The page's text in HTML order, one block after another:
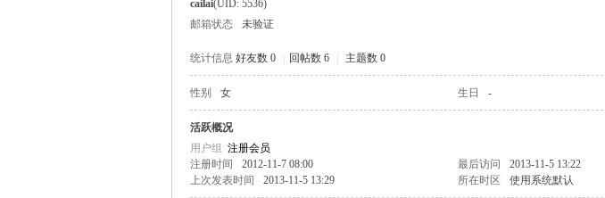
cailai(UID: 5536)
邮箱状态
未验证
统计信息 好友数 0 回帖数 6 主题数 0
性别 女 生日 -
活跃概况
用户组 注册会员
注册时间
2012-11-7 08:00 最后访问 2013-11-5 13:22
上次发表时间
2013-11-5 13:29 所在时区 使用系统默认